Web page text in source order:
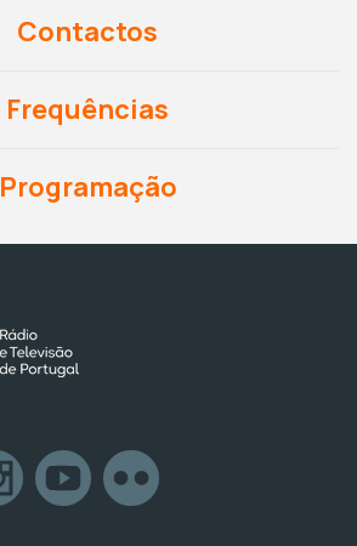
Contactos
Frequências
Programação